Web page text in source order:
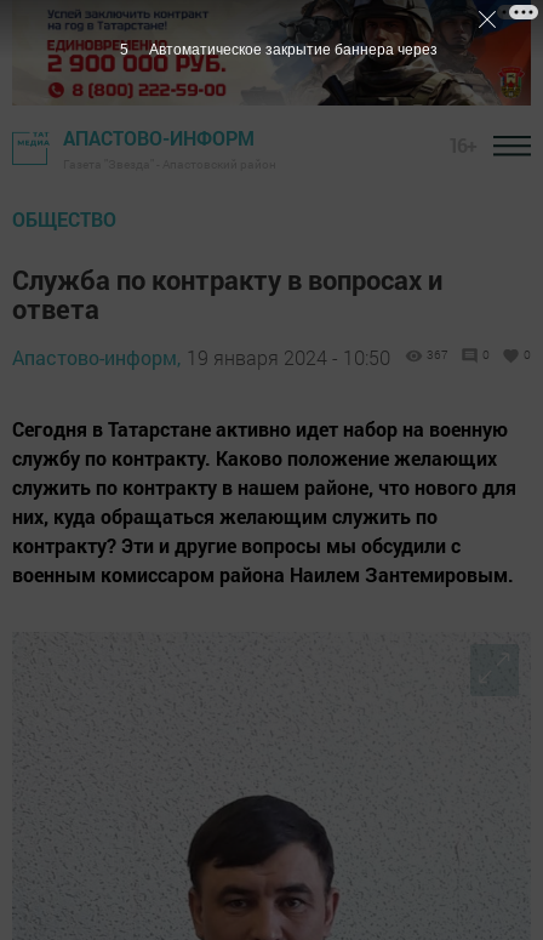
АПАСТОВО-ИНФОРМ
ОБЩЕСТВО
Служба по контракту в вопросах и
ответа
Апастово-информ, 19 января 2024 - 10:50 367 0 0
Сегодня в Татарстане активно идет набор на военную
службу по контракту. Каково положение желающих
служить по контракту в нашем районе, что нового для
них, куда обращаться желающим служить по
контракту? Эти и другие вопросы мы обсудили с
военным комиссаром района Наилем Зантемировым.
4 Автоматическое закрытие баннера через